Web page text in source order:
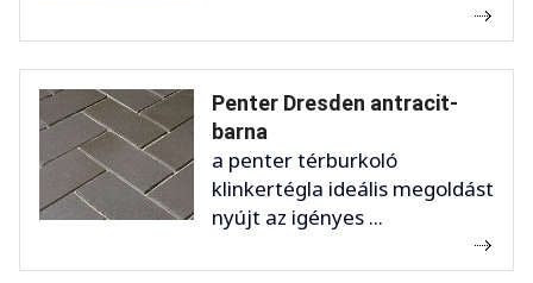
Penter Dresden antracit-
barna
a penter térburkoló
klinkertégla ideális megoldást
nyújt az igényes ...